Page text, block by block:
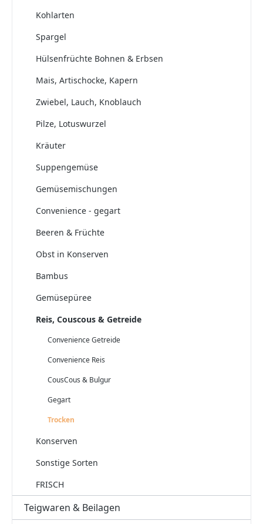
Kohlarten
Spargel
Hülsenfrüchte Bohnen & Erbsen
Mais, Artischocke, Kapern
Zwiebel, Lauch, Knoblauch
Pilze, Lotuswurzel
Kräuter
Suppengemüse
Gemüsemischungen
Convenience - gegart
Beeren & Früchte
Obst in Konserven
Bambus
Gemüsepüree
Reis, Couscous & Getreide
Convenience Getreide
Convenience Reis
CousCous & Bulgur
Gegart
Trocken
Konserven
Sonstige Sorten
FRISCH
Teigwaren & Beilagen